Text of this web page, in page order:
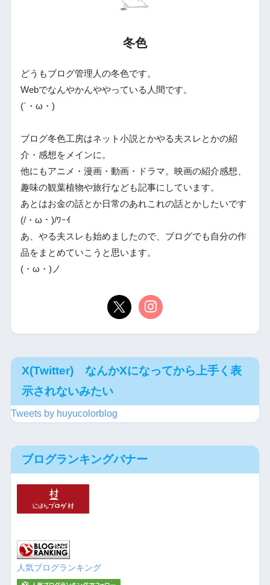
冬色
どうもブログ管理人の冬色です。
Webでなんやかんややっている人間です。
(´・ω・)
ブログ冬色工房はネット小説とかやる夫スレとかの紹
介・感想をメインに。
他にもアニメ・漫画・動画・ドラマ。映画の紹介感想、
趣味の観葉植物や旅行なども記事にしています。
あとはお金の話とか日常のあれこれの話とかしたいです
(/・ω・)/ﾜｰｲ
あ、やる夫スレも始めましたので、ブログでも自分の作
品をまとめていこうと思います。
(・ω・)ノ
X(Twitter) なんかXになってから上手く表
示されないみたい
Tweets by huyucolorblog
ブログランキングバナー
人気ブログランキング